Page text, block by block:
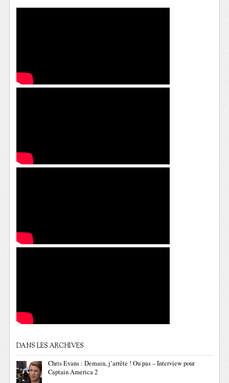
DANS LES ARCHIVES
Chris Evans : Demain, j’arrête ! Ou pas – Interview pour
Captain America 2